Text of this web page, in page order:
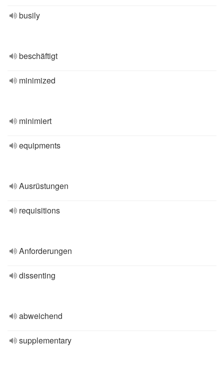
busily
beschäftigt
minimized
minimiert
equipments
Ausrüstungen
requisitions
Anforderungen
dissenting
abweichend
supplementary